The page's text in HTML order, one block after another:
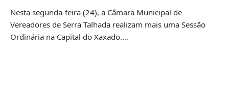
Nesta segunda-feira (24), a Câmara Municipal de
Vereadores de Serra Talhada realizam mais uma Sessão
Ordinária na Capital do Xaxado.…